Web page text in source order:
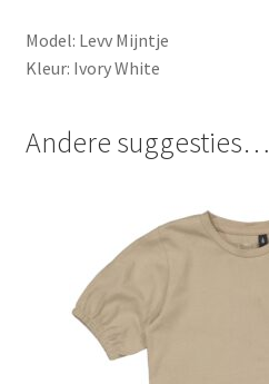
Model: Levv Mijntje
Kleur: Ivory White
Andere suggesties…